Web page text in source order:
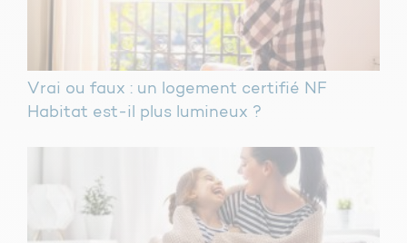
Vrai ou faux : un logement certifié NF
Habitat est-il plus lumineux ?